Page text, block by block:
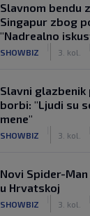
Slavnom bendu
Singapur zbog
"Nadrealno
SHOWBIZ 3. kol.
Slavni
borbi: "Ljudi su
mene"
SHOWBIZ 3. kol.
Novi Spider-
u Hrvatskoj
SHOWBIZ 3. kol.